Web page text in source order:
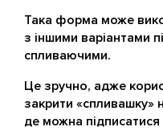
Така форма може
з іншими варіантами
спливаючими.
Це зручно, адже
закрити «спливашку»
де можна